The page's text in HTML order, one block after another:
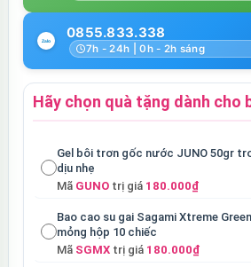
0855.833.338
7h - 24h | 0h - 2h sáng
Hãy chọn quà tặng dành cho
Gel bôi trơn gốc nước JUNO 50gr
dịu nhẹ
Mã GUNOtrị giá 180.000₫
Bao cao su gai Sagami Xtreme
mỏng hộp 10 chiếc
Mã SGMXtrị giá 180.000₫